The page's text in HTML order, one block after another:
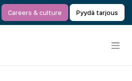
Careers & culture Pyydä tarjous